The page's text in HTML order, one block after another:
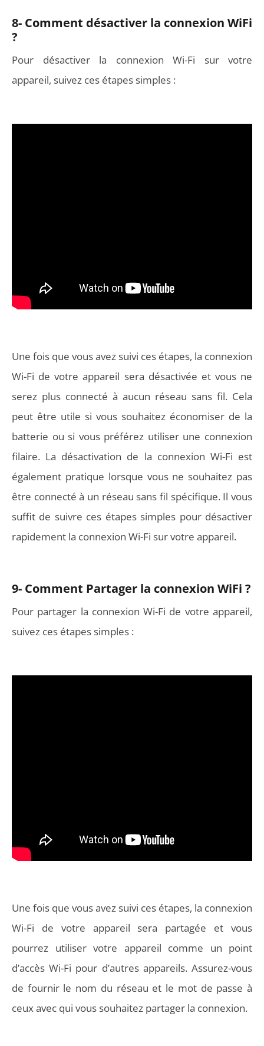
8- Comment désactiver la connexion WiFi
?
Pour désactiver la connexion Wi-Fi sur votre
appareil, suivez ces étapes simples :
Une fois que vous avez suivi ces étapes, la connexion
Wi-Fi de votre appareil sera désactivée et vous ne
serez plus connecté à aucun réseau sans fil. Cela
peut être utile si vous souhaitez économiser de la
batterie ou si vous préférez utiliser une connexion
filaire. La désactivation de la connexion Wi-Fi est
également pratique lorsque vous ne souhaitez pas
être connecté à un réseau sans fil spécifique. Il vous
suffit de suivre ces étapes simples pour désactiver
rapidement la connexion Wi-Fi sur votre appareil.
9- Comment Partager la connexion WiFi ?
Pour partager la connexion Wi-Fi de votre appareil,
suivez ces étapes simples :
Une fois que vous avez suivi ces étapes, la connexion
Wi-Fi de votre appareil sera partagée et vous
pourrez utiliser votre appareil comme un point
d’accès Wi-Fi pour d’autres appareils. Assurez-vous
de fournir le nom du réseau et le mot de passe à
ceux avec qui vous souhaitez partager la connexion.